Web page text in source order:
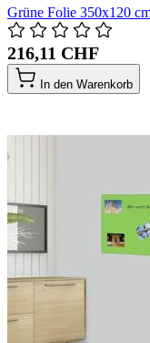
Grüne Folie 350x120
216,11 CHF
In den Warenkorb